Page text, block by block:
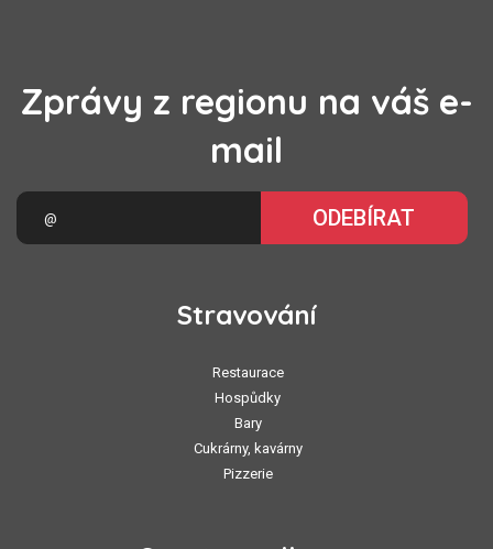
Zprávy z regionu na váš e-
mail
ODEBÍRAT
Stravování
Restaurace
Hospůdky
Bary
Cukrárny, kavárny
Pizzerie